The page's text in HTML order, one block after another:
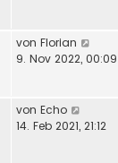
von Florian
9. Nov 2022, 00:09
von Echo
14. Feb 2021, 21:12